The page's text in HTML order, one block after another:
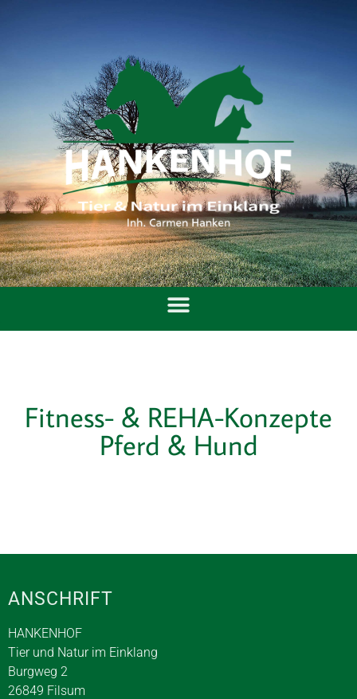
Fitness- & REHA-Konzepte
Pferd & Hund
ANSCHRIFT
HANKENHOF
Tier und Natur im Einklang
Burgweg 2
26849 Filsum